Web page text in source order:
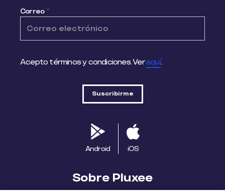
Correo *
Acepto términos y condiciones. Veraquí.
Android iOS
Sobre Pluxee